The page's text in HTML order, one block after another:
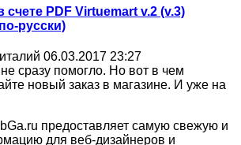
счете PDF Virtuemart v.2 (v.3)
русски)
06.03.2017 23:27
сразу помогло. Но вот в чем
новый заказ в магазине. И уже на
предоставляет самую свежую и
для веб-дизайнеров и